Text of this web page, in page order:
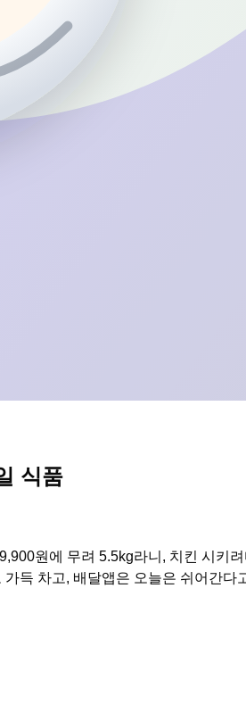
식품
원에 무려 5.5kg라니, 치킨 시키
득 차고, 배달앱은 오늘은 쉬어간